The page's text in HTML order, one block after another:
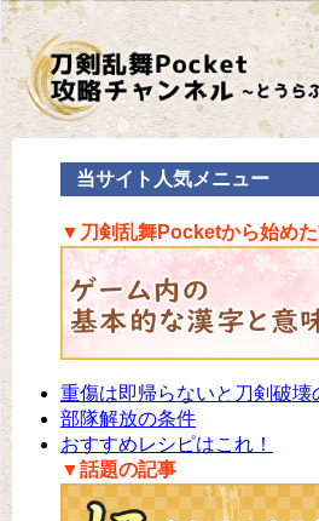
当サイト人気メニュー
▼刀剣乱舞Pocketから始め
重傷は即帰らないと刀剣破壊
部隊解放の条件
おすすめレシピはこれ！
▼話題の記事